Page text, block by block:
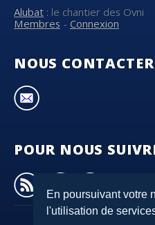
En poursuivant votre
l'utilisation de
Alubat : le chantier des Ovni
Membres - Connexion
NOUS CONTACTER
POUR NOUS